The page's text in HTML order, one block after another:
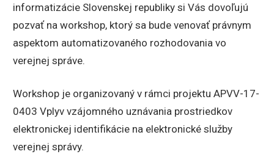
informatizácie Slovenskej republiky si Vás dovoľujú
pozvať na workshop, ktorý sa bude venovať právnym
aspektom automatizovaného rozhodovania vo
verejnej správe.
Workshop je organizovaný v rámci projektu APVV-17-
0403 Vplyv vzájomného uznávania prostriedkov
elektronickej identifikácie na elektronické služby
verejnej správy.